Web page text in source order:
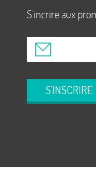
S'incrire aux
S'INSCRIRE